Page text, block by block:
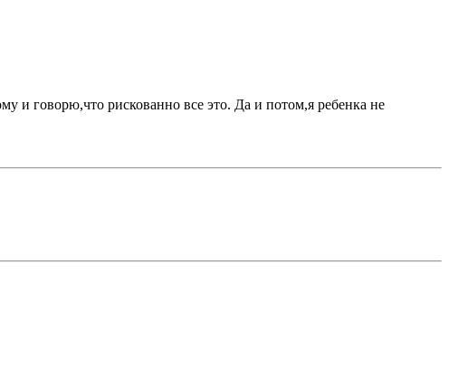
и говорю,что рискованно все это. Да и потом,я ребенка не